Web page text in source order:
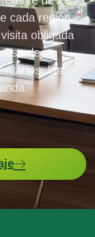
cada región.
obligada
de
las